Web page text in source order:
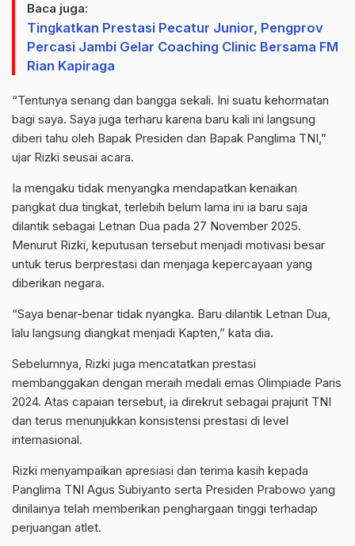
Baca juga:
Tingkatkan Prestasi Pecatur Junior, Pengprov
Percasi Jambi Gelar Coaching Clinic Bersama FM
Rian Kapiraga
“Tentunya senang dan bangga sekali. Ini suatu kehormatan
bagi saya. Saya juga terharu karena baru kali ini langsung
diberi tahu oleh Bapak Presiden dan Bapak Panglima TNI,”
ujar Rizki seusai acara.
Ia mengaku tidak menyangka mendapatkan kenaikan
pangkat dua tingkat, terlebih belum lama ini ia baru saja
dilantik sebagai Letnan Dua pada 27 November 2025.
Menurut Rizki, keputusan tersebut menjadi motivasi besar
untuk terus berprestasi dan menjaga kepercayaan yang
diberikan negara.
“Saya benar-benar tidak nyangka. Baru dilantik Letnan Dua,
lalu langsung diangkat menjadi Kapten,” kata dia.
Sebelumnya, Rizki juga mencatatkan prestasi
membanggakan dengan meraih medali emas Olimpiade Paris
2024. Atas capaian tersebut, ia direkrut sebagai prajurit TNI
dan terus menunjukkan konsistensi prestasi di level
internasional.
Rizki menyampaikan apresiasi dan terima kasih kepada
Panglima TNI Agus Subiyanto serta Presiden Prabowo yang
dinilainya telah memberikan penghargaan tinggi terhadap
perjuangan atlet.